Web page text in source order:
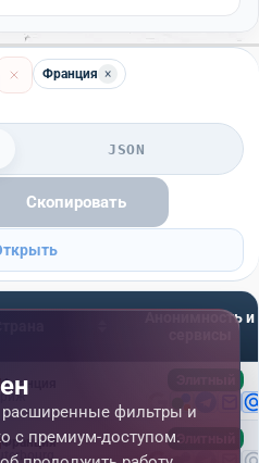
Франция ×
JSON
Скопировать
фильтры и
с премиум-доступом.
Анонимность и
Франция
Франция
Элитный